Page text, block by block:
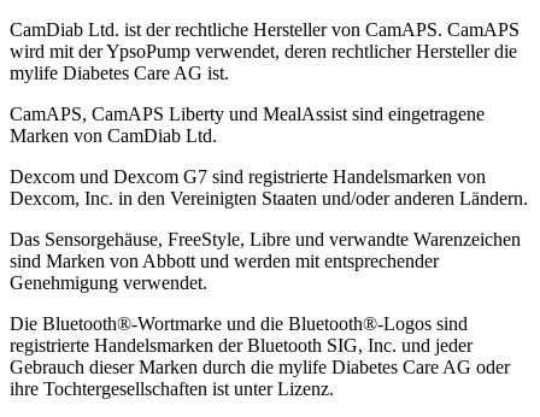
CamDiab Ltd. ist der rechtliche Hersteller von CamAPS. CamAPS
wird mit der YpsoPump verwendet, deren rechtlicher Hersteller die
mylife Diabetes Care AG ist.
CamAPS, CamAPS Liberty und MealAssist sind eingetragene
Marken von CamDiab Ltd.
Dexcom und Dexcom G7 sind registrierte Handelsmarken von
Dexcom, Inc. in den Vereinigten Staaten und/oder anderen Ländern.
Das Sensorgehäuse, FreeStyle, Libre und verwandte Warenzeichen
sind Marken von Abbott und werden mit entsprechender
Genehmigung verwendet.
Die Bluetooth®-Wortmarke und die Bluetooth®-Logos sind
registrierte Handelsmarken der Bluetooth SIG, Inc. und jeder
Gebrauch dieser Marken durch die mylife Diabetes Care AG oder
ihre Tochtergesellschaften ist unter Lizenz.